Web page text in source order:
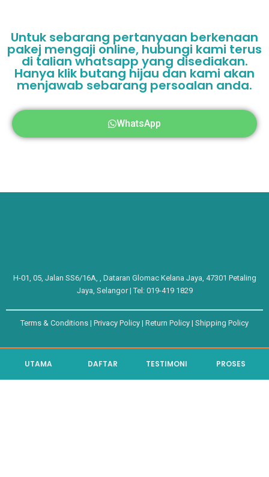
Untuk sebarang pertanyaan berkenaan
pakej mengaji online, hubungi kami terus
di talian whatsapp yang disediakan.
Hanya klik butang hijau dan kami akan
menjawab sebarang persoalan anda.
WhatsApp
H-01, 05, Jalan SS6/16A, , Dataran Glomac Kelana Jaya, 47301 Petaling
Jaya, Selangor | Tel: 019-419 1829
Terms & Conditions | Privacy Policy | Return Policy | Shipping Policy
UTAMA DAFTAR TESTIMONI PROSES